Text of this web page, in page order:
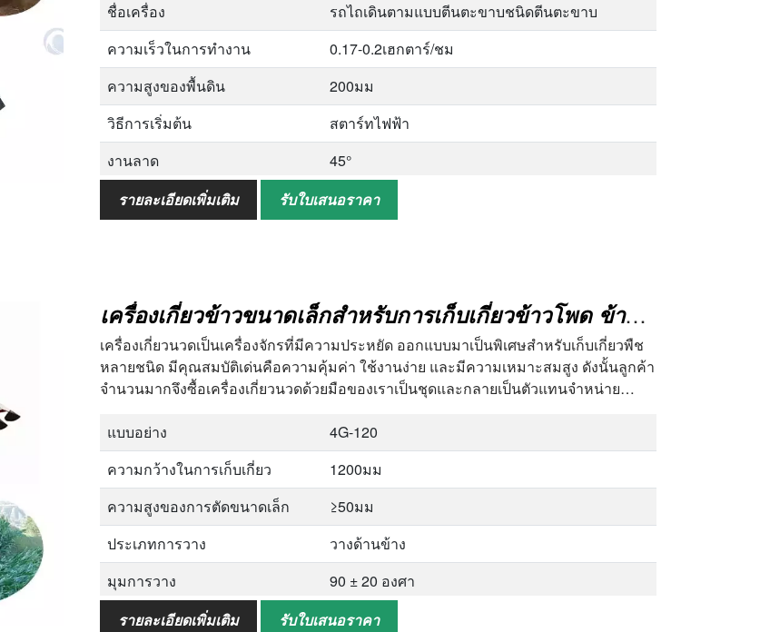
ชื่อเครื่อง
รถไถเดินตามแบบตีนตะขาบชนิดตีนตะขาบ
ความเร็วในการทำงาน
0.17-0.2เฮกตาร์/ชม
ความสูงของพื้นดิน
200มม
วิธีการเริ่มต้น
สตาร์ทไฟฟ้า
งานลาด
45°
ความกว้างของการไถพรวนแบบ
หมุน
1,000มม
รายละเอียดเพิ่มเติม รับใบเสนอราคา
เครื่องเกี่ยวข้าวขนาดเล็กสำหรับการเก็บเกี่ยวข้าวโพด ข้าว ข้าวสาลี ข้าวฟ่าง หญ้า อัลฟัลฟา
เครื่องเกี่ยวนวดเป็นเครื่องจักรที่มีความประหยัด ออกแบบมาเป็นพิเศษสำหรับเก็บเกี่ยวพืช
หลายชนิด มีคุณสมบัติเด่นคือความคุ้มค่า ใช้งานง่าย และมีความเหมาะสมสูง ดังนั้นลูกค้า
จำนวนมากจึงซื้อเครื่องเกี่ยวนวดด้วยมือของเราเป็นชุดและกลายเป็นตัวแทนจำหน่าย…
แบบอย่าง
4G-120
ความกว้างในการเก็บเกี่ยว
1200มม
ความสูงของการตัดขนาดเล็ก
≥50มม
ประเภทการวาง
วางด้านข้าง
มุมการวาง
90 ± 20 องศา
ความจุ
3-5mu/ชั่วโมง
รายละเอียดเพิ่มเติม รับใบเสนอราคา